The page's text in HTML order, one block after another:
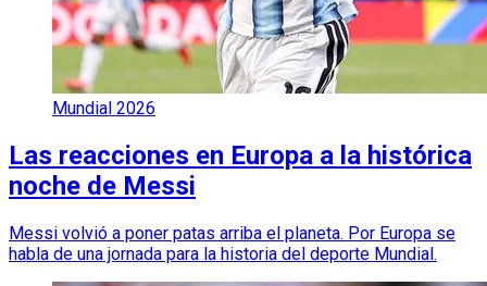
Mundial 2026
Las reacciones en Europa a la histórica
noche de Messi
Messi volvió a poner patas arriba el planeta. Por Europa se
habla de una jornada para la historia del deporte Mundial.